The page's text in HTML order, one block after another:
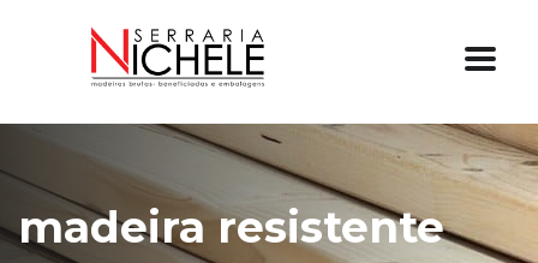
madeira resistente